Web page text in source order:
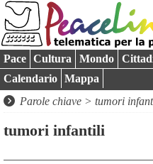
Pace Cultura Mondo
Calendario
Mappa
Parole chiave > tumori
tumori infantili